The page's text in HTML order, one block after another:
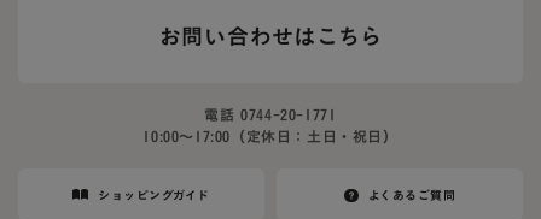
お問い合わせはこちら
電話0744-20-1771
10:00〜17:00（定休日：土日・祝日）
ショッピングガイド よくあるご質問